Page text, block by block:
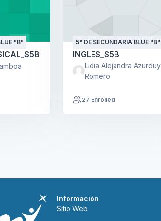
"B" 5° DE SECUNDARIA BLUE "B"
INGLES_S5B
Lidia Alejandra Azurduy
Romero
27 Enrolled
Información
Sitio Web